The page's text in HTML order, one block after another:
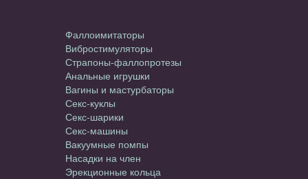
Фаллоимитаторы
Вибростимуляторы
Страпоны-фаллопротезы
Анальные игрушки
Вагины и мастурбаторы
Секс-куклы
Секс-шарики
Секс-машины
Вакуумные помпы
Насадки на член
Эрекционные кольца